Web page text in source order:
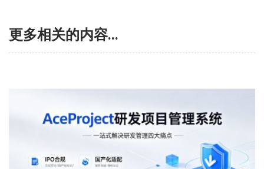
更多相关的内容...